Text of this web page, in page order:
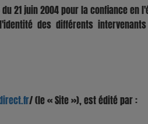
21 juin 2004 pour la confiance en
des différents
/ (le « Site »), est édité par :